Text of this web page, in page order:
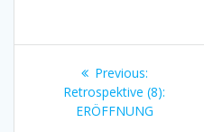
Previous:Previous
post:
Retrospektive (8):
ERÖFFNUNG